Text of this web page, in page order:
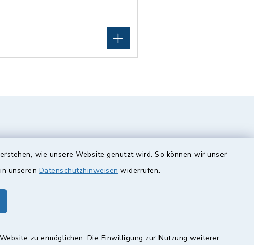
wie unsere Website genutzt wird. So können wir unser
unseren Datenschutzhinweisen widerrufen.
zu ermöglichen. Die Einwilligung zur Nutzung weiterer
Landkreis Lichtenfels